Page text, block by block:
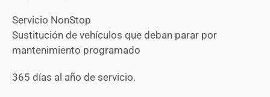
Servicio NonStop
Sustitución de vehículos que deban parar por
mantenimiento programado
365 días al año de servicio.